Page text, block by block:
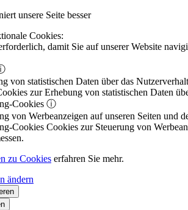
unsere Seite besser
Cookies:
damit Sie auf unserer Website
von statistischen Daten über das
zur Erhebung von statistischen Daten
Cookies ⓘ
von Werbeanzeigen auf unseren Seiten und
Cookies Cookies zur Steuerung von
zu Cookies erfahren Sie mehr.
ändern